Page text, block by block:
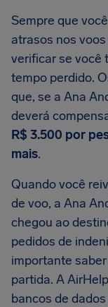
Sempre que
atrasos nos
verificar se você
tempo perdido.
que, se a Ana
deverá
R$ 3.500 por
mais.
Quando você
de voo, a Ana
chegou ao
pedidos de
importante
partida. A
bancos de